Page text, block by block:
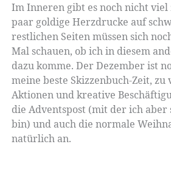
Im Inneren gibt es noch nicht viel
paar goldige Herzdrucke auf
restlichen Seiten müssen sich
Mal schauen, ob ich in diesem
dazu komme. Der Dezember ist
meine beste Skizzenbuch-Zeit, zu
Aktionen und kreative
die Adventspost (mit der ich aber
bin) und auch die normale
natürlich an.